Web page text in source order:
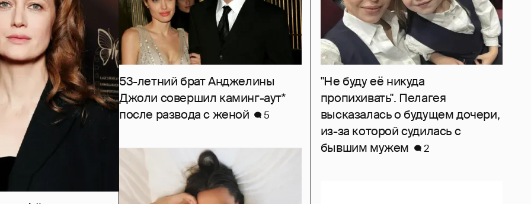
53-летний брат Анджелины
Джоли совершил каминг-аут*
после развода с женой
5
"Не буду её никуда
пропихивать". Пелагея
высказалась о будущем дочери,
из-за которой судилась с
бывшим мужем
2